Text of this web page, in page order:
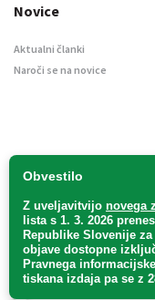
Obvestilo
Z uveljavitvijo novega
lista s 1. 3. 2026
Republike Slovenije
objave dostopne
Pravnega
tiskana izdaja pa se z
Novice
Aktualni članki
Naroči se na novice
Uradni list d. o. o. – v